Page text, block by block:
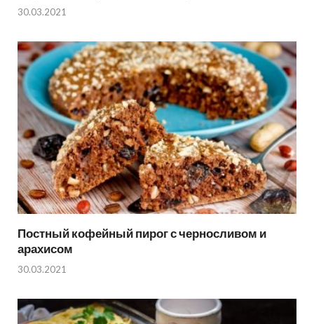
30.03.2021
Постный кофейный пирог с черносливом и
арахисом
30.03.2021